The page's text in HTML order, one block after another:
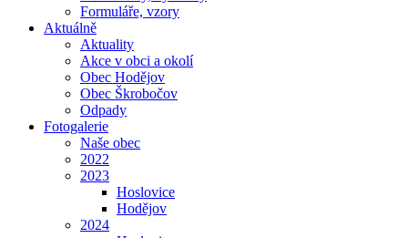
Formuláře, vzory
Aktuálně
Aktuality
Akce v obci a okolí
Obec Hodějov
Obec Škrobočov
Odpady
Fotogalerie
Naše obec
2022
2023
Hoslovice
Hodějov
2024